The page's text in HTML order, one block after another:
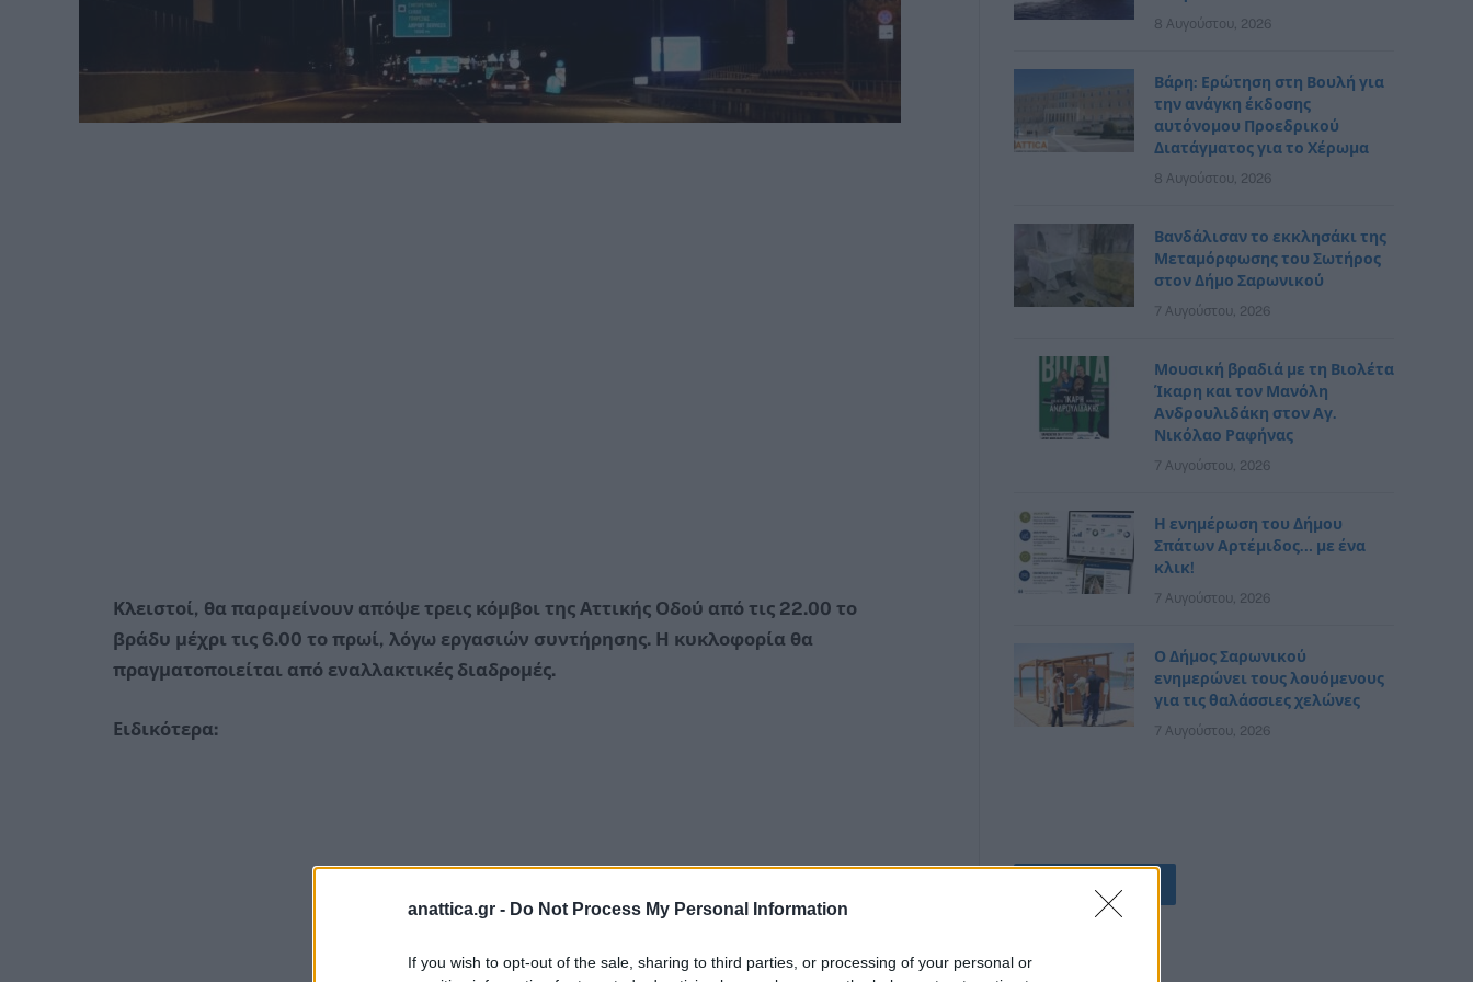
anattica.gr - Do Not Process My Personal Information
If you wish to opt-out of the sale, sharing to third parties, or processing of your personal or
Κλειστοί, θα παραμείνουν απόψε τρεις κόμβοι της Αττικής Οδού από τις 22.00 το
βράδυ μέχρι τις 6.00 το πρωί, λόγω εργασιών συντήρησης. Η κυκλοφορία θα
πραγματοποιείται από εναλλακτικές διαδρομές.
Ειδικότερα:
8 Αυγούστου, 2026
Βάρη: Ερώτηση στη Βουλή για
την ανάγκη έκδοσης
αυτόνομου Προεδρικού
Διατάγματος για το Χέρωμα
8 Αυγούστου, 2026
Βανδάλισαν το εκκλησάκι της
Μεταμόρφωσης του Σωτήρος
στον Δήμο Σαρωνικού
7 Αυγούστου, 2026
Μουσική βραδιά με τη Βιολέτα
Ίκαρη και τον Μανόλη
Ανδρουλιδάκη στον Αγ.
Νικόλαο Ραφήνας
7 Αυγούστου, 2026
Η ενημέρωση του Δήμου
Σπάτων Αρτέμιδος… με ένα
κλικ!
7 Αυγούστου, 2026
Ο Δήμος Σαρωνικού
ενημερώνει τους λουόμενους
για τις θαλάσσιες χελώνες
7 Αυγούστου, 2026